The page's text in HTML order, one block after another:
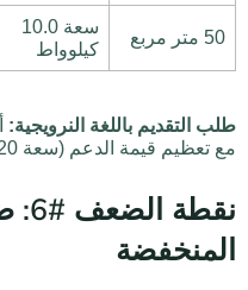
50 متر مربع
سعة 10.0
كيلوواط
طلب التقديم باللغة النرويجية:
مع تعظيم قيمة الدعم (سعة 20 كيلوواط)
المنخفضة